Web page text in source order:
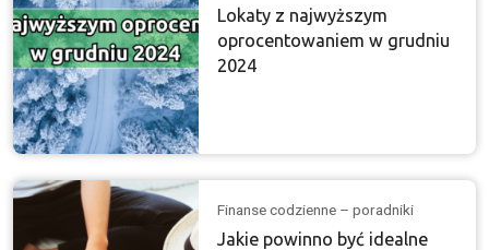
Lokaty z najwyższym
oprocentowaniem w grudniu
2024
Finanse codzienne – poradniki
Jakie powinno być idealne